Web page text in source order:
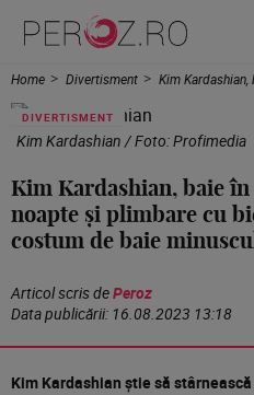
Home Divertisment Kim Kardashian, baie în
DIVERTISMENT
Kim Kardashian / Foto: Profimedia
Kim Kardashian, baie
noapte și plimbare cu
costum de baie
Articol scris dePeroz
Data publicării: 16.08.2023 13:18
Kim Kardashian știe să